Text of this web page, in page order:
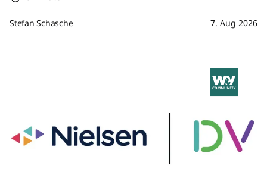
Stefan Schasche 7. Aug 2026